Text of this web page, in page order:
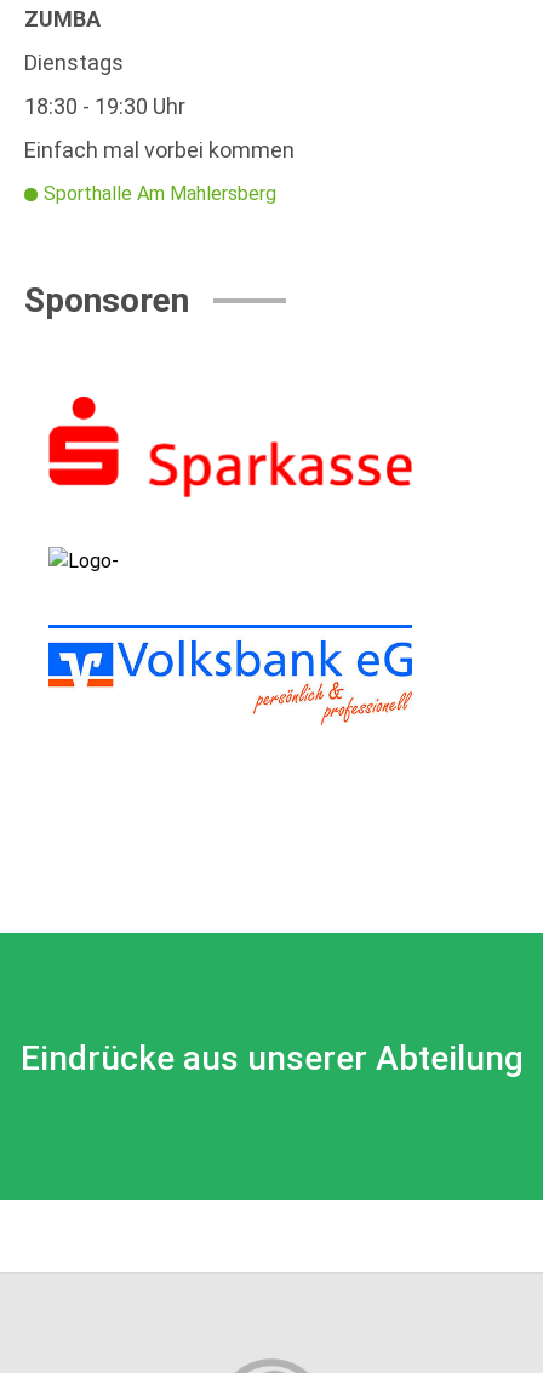
ZUMBA
Dienstags
18:30 - 19:30 Uhr
Einfach mal vorbei kommen
Sporthalle Am Mahlersberg
Sponsoren
Eindrücke aus unserer Abteilung